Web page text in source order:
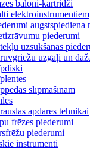
baloni-kartridži
elektroinstrumentiem
augstspiediena
piederumi
uzsūkšanas
uzgaļi un
slīpmašīnām
apdares tehnikai
frēzes piederumi
piederumi
instrumenti